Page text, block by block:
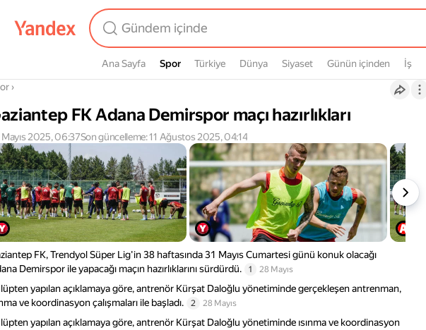
Ana Sayfa Spor
Spor Türkiye Dünya Siyaset Günün içinden İş
›
FK Adana Demirspor maçı hazırlıkları
2025, 06:37Son güncelleme: 11 Ağustos 2025, 04:14
FK, Trendyol Süper Lig'in 38 haftasında 31 Mayıs Cumartesi günü konuk olacağı
Demirspor ile yapacağı maçın hazırlıklarını sürdürdü.
1 28 Mayıs
yapılan açıklamaya göre, antrenör Kürşat Daloğlu yönetiminde gerçekleşen antrenman,
ve koordinasyon çalışmaları ile başladı.
2 28 Mayıs
yapılan açıklamaya göre, antrenör Kürşat Daloğlu yönetiminde ısınma ve koordinasyon